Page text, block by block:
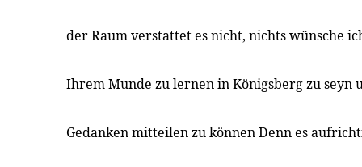
der Raum verstattet es nicht, nichts wünsche
Ihrem Munde zu lernen in Königsberg zu seyn
Gedanken mitteilen zu können Denn es